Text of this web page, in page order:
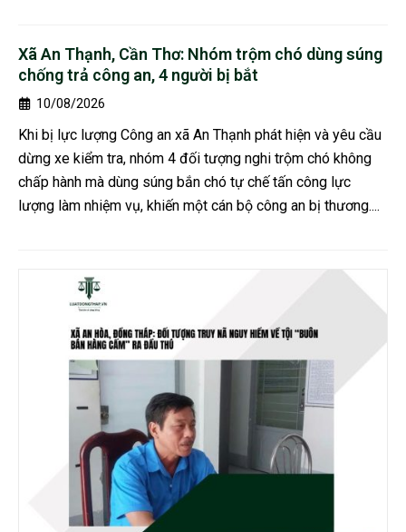
Xã An Thạnh, Cần Thơ: Nhóm trộm chó dùng súng
chống trả công an, 4 người bị bắt
10/08/2026
Khi bị lực lượng Công an xã An Thạnh phát hiện và yêu cầu
dừng xe kiểm tra, nhóm 4 đối tượng nghi trộm chó không
chấp hành mà dùng súng bắn chó tự chế tấn công lực
lượng làm nhiệm vụ, khiến một cán bộ công an bị thương....